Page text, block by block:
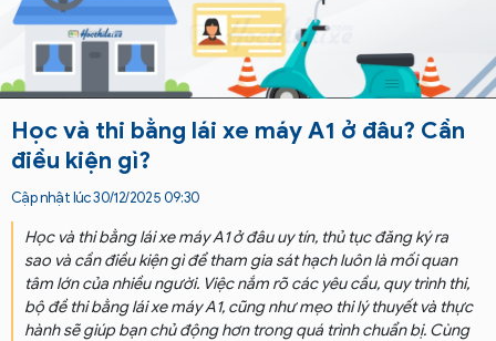
Học và thi bằng lái xe máy A1 ở đâu? Cần
điều kiện gì?
Cập nhật lúc 30/12/2025 09:30
Học và thi bằng lái xe máy A1 ở đâu uy tín, thủ tục đăng ký ra
sao và cần điều kiện gì để tham gia sát hạch luôn là mối quan
tâm lớn của nhiều người. Việc nắm rõ các yêu cầu, quy trình thi,
bộ đề thi bằng lái xe máy A1, cũng như mẹo thi lý thuyết và thực
hành sẽ giúp bạn chủ động hơn trong quá trình chuẩn bị. Cùng